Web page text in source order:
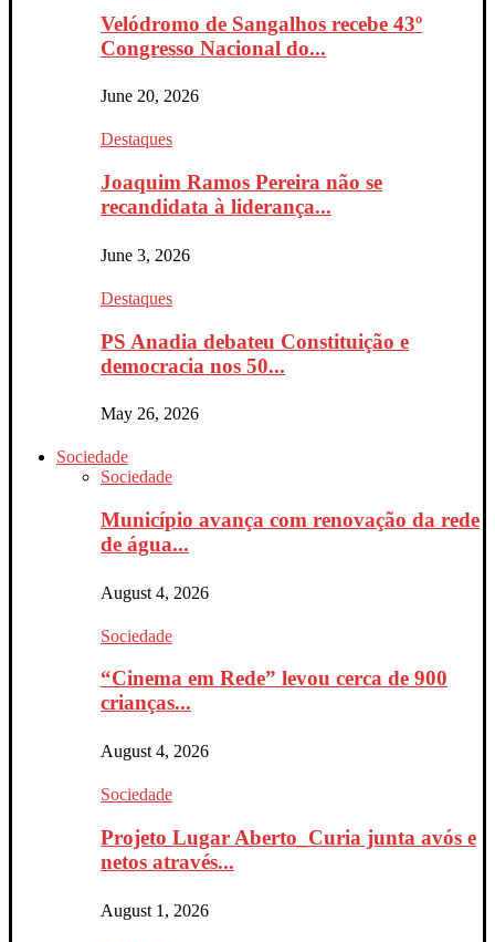
Velódromo de Sangalhos recebe 43º
Congresso Nacional do...
June 20, 2026
Destaques
Joaquim Ramos Pereira não se
recandidata à liderança...
June 3, 2026
Destaques
PS Anadia debateu Constituição e
democracia nos 50...
May 26, 2026
Sociedade
Sociedade
Município avança com renovação da rede
de água...
August 4, 2026
Sociedade
“Cinema em Rede” levou cerca de 900
crianças...
August 4, 2026
Sociedade
Projeto Lugar Aberto_Curia junta avós e
netos através...
August 1, 2026